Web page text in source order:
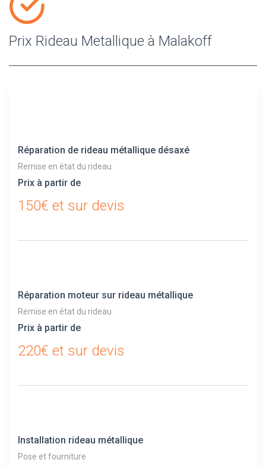
Prix Rideau Metallique à Malakoff
Réparation de rideau métallique désaxé
Remise en état du rideau
Prix à partir de
150€ et sur devis
Réparation moteur sur rideau métallique
Remise en état du rideau
Prix à partir de
220€ et sur devis
Installation rideau métallique
Pose et fourniture